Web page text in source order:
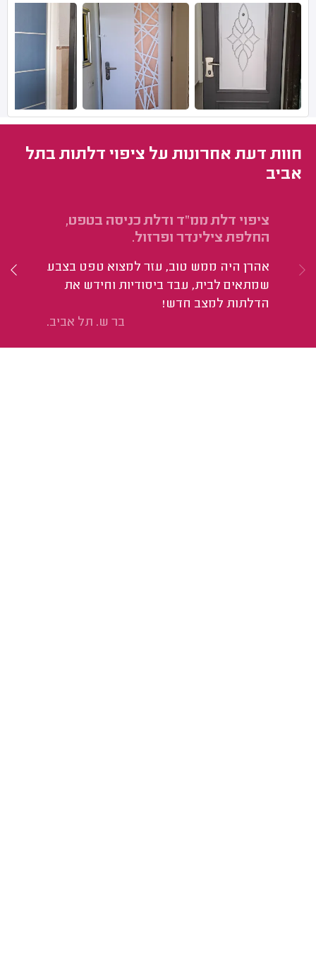
חוות דעת אחרונות על ציפוי דלתות בתל
אביב
ציפוי דלת ממ"ד ודלת כניסה בטפט,
החלפת צילינדר ופרזול.
אהרן היה ממש טוב, עזר למצוא טפט בצבע
שמתאים לבית, עבד ביסודיות וחידש את
הדלתות למצב חדש!
בר ש. תל אביב.